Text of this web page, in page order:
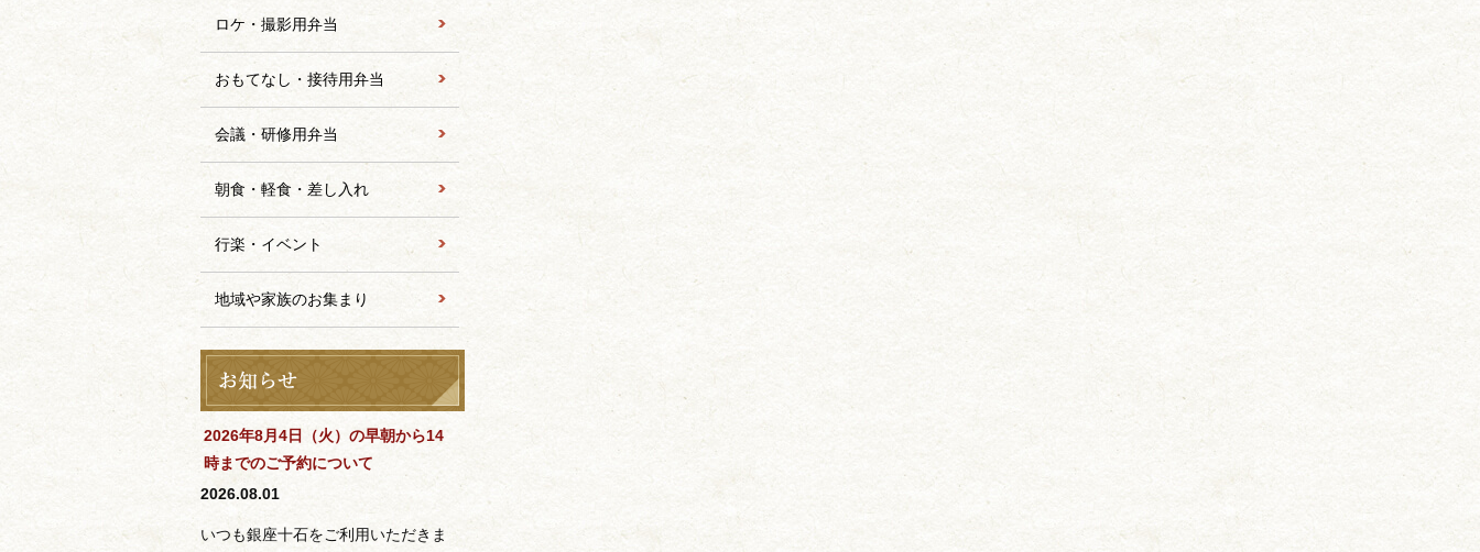
ロケ・撮影用弁当
おもてなし・接待用弁当
会議・研修用弁当
朝食・軽食・差し入れ
行楽・イベント
地域や家族のお集まり
お知らせ
2026年8月4日（火）の早朝から14
時までのご予約について
2026.08.01
いつも銀座十石をご利用いただきま